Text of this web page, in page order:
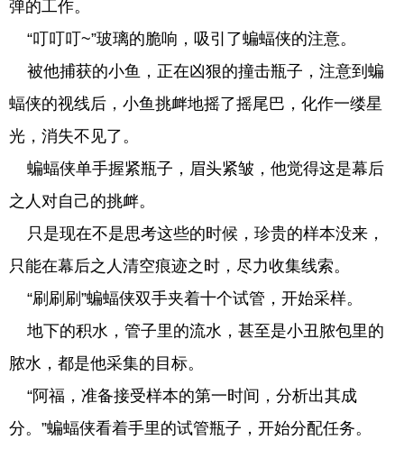
弹的工作。
“叮叮叮~”玻璃的脆响，吸引了蝙蝠侠的注意。
被他捕获的小鱼，正在凶狠的撞击瓶子，注意到蝙
蝠侠的视线后，小鱼挑衅地摇了摇尾巴，化作一缕星
光，消失不见了。
蝙蝠侠单手握紧瓶子，眉头紧皱，他觉得这是幕后
之人对自己的挑衅。
只是现在不是思考这些的时候，珍贵的样本没来，
只能在幕后之人清空痕迹之时，尽力收集线索。
“刷刷刷”蝙蝠侠双手夹着十个试管，开始采样。
地下的积水，管子里的流水，甚至是小丑脓包里的
脓水，都是他采集的目标。
“阿福，准备接受样本的第一时间，分析出其成
分。”蝙蝠侠看着手里的试管瓶子，开始分配任务。